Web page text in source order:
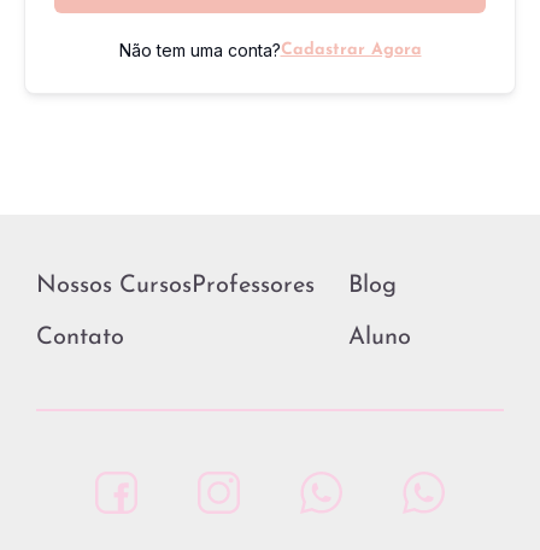
Não tem uma conta?Cadastrar Agora
Nossos CursosProfessores Blog
Contato Aluno